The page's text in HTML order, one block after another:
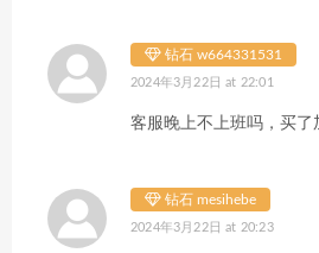
钻石 w664331531
2024年3月22日 at 22:01
客服晚上不上班吗，买了
钻石 mesihebe
2024年3月22日 at 20:23